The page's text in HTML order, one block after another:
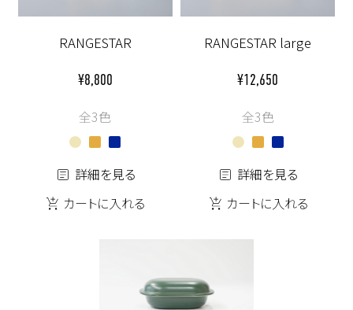
RANGESTAR
¥8,800
全3色
詳細を見る
カートに入れる
RANGESTAR large
¥12,650
全3色
詳細を見る
カートに入れる